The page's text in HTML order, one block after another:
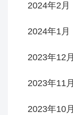
2024年2月
2024年1月
2023年12月
2023年11月
2023年10月